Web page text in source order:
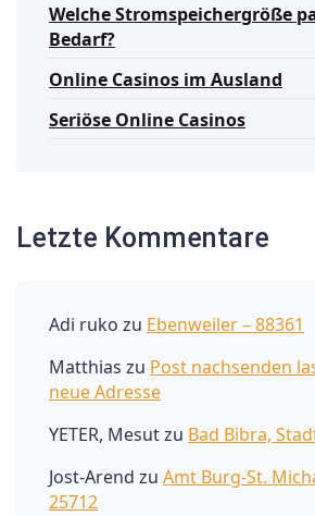
Welche Stromspeichergröße
Bedarf?
Online Casinos im Ausland
Seriöse Online Casinos
Letzte Kommentare
Adi ruko zu Ebenweiler – 88361
Matthias zu Post nachsenden
neue Adresse
YETER, Mesutzu Bad Bibra,
Jost-Arend zu Amt Burg-St.
25712